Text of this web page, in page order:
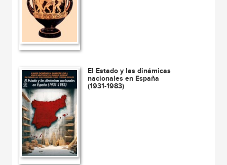
El Estado y las dinámicas
nacionales en España
(1931-1983)